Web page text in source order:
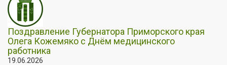
Поздравление Губернатора Приморского края
Олега Кожемяко с Днём медицинского
работника
19.06.2026